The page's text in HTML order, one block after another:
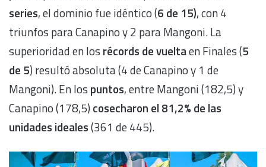
series, el dominio fue idéntico (6 de 15), con 4
triunfos para Canapino y 2 para Mangoni. La
superioridad en los récords de vueltaen Finales (5
de 5) resultó absoluta (4 de Canapino y 1 de
Mangoni). En los puntos, entre Mangoni (182,5) y
Canapino (178,5) cosecharon el 81,2% de las
unidades ideales(361 de 445).